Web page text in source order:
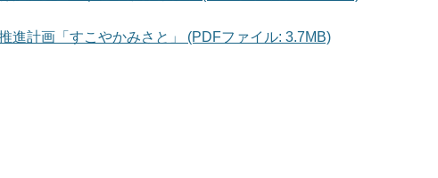
進計画「すこやかみさと」 (PDFファイル: 3.7MB)